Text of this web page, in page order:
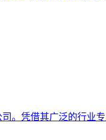
。凭借其广泛的行业